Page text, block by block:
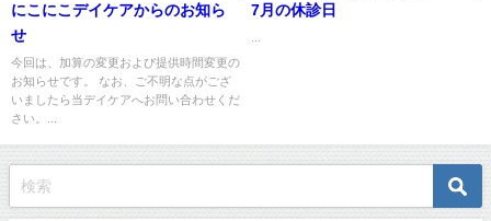
にこにこデイケアからのお知ら
せ
今回は、加算の変更および提供時間変更の
お知らせです。 なお、ご不明な点がござ
いましたら当デイケアへお問い合わせくだ
さい。...
7月の休診日